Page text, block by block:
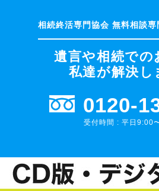
遺言や相続での
私達が解決し
0120-
受付時間 : 平日9:00